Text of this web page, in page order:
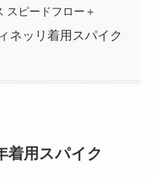
スピードフロー＋
ネッリ着用スパイク
着用スパイク